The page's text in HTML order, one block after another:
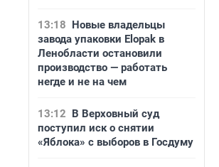
13:18 Новые владельцы
завода упаковки Elopak в
Ленобласти остановили
производство — работать
негде и не на чем
13:12 В Верховный суд
поступил иск о снятии
«Яблока» с выборов в Госдуму